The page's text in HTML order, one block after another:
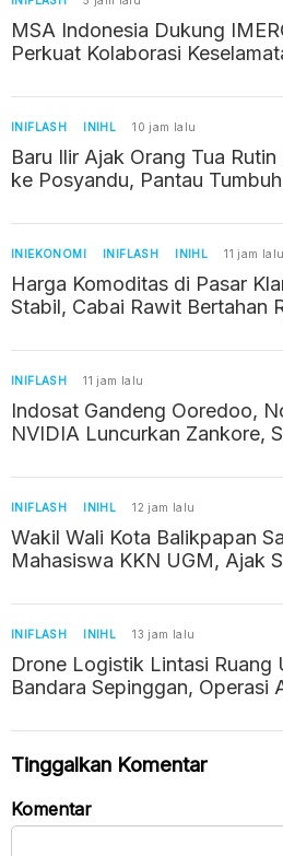
MSA Indonesia Dukung
Perkuat Kolaborasi
INIFLASH INIHL 10 jam lalu
Baru Ilir Ajak Orang Tua
ke Posyandu, Pantau Tumbuh
INIEKONOMI INIFLASH INIHL 11 jam lalu
Harga Komoditas di Pasar
Stabil, Cabai Rawit Bertahan
INIFLASH 11 jam lalu
Indosat Gandeng Ooredoo,
NVIDIA Luncurkan Zankore,
INIFLASH INIHL 12 jam lalu
Wakil Wali Kota Balikpapan
Mahasiswa KKN UGM, Ajak
INIFLASH INIHL 13 jam lalu
Drone Logistik Lintasi Ruang
Bandara Sepinggan, Operasi
Tinggalkan Komentar
Komentar